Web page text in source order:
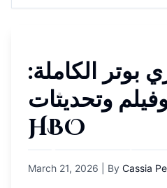
بوتر الكاملة:
وتحديثات
HBO
March 21, 2026 | By Cassia